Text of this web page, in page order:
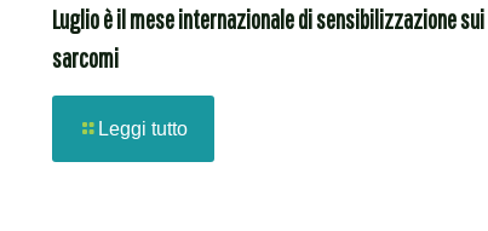
Luglio è il mese internazionale di sensibilizzazione sui
sarcomi
Leggi tutto